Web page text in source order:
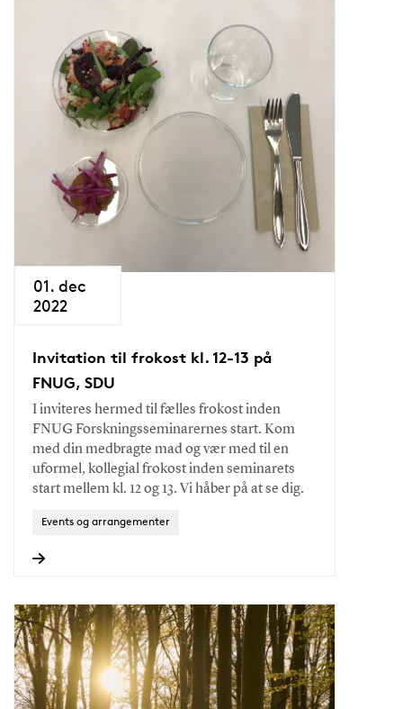
01. dec
2022
Invitation til frokost kl. 12-13 på
FNUG, SDU
I inviteres hermed til fælles frokost inden
FNUG Forskningsseminarernes start. Kom
med din medbragte mad og vær med til en
uformel, kollegial frokost inden seminarets
start mellem kl. 12 og 13. Vi håber på at se dig.
Events og arrangementer